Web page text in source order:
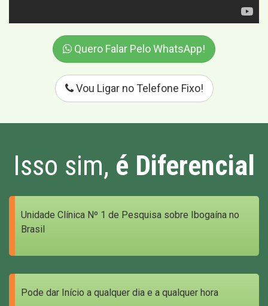
Quero Falar Pelo WhatsApp!
Vou Ligar no Telefone Fixo!
Isso sim, é Diferencial
Unidade Clínica Nº 1 de Pesquisa sobre Ibogaína no
Brasil
Pode dar Início a qualquer dia e a qualquer hora